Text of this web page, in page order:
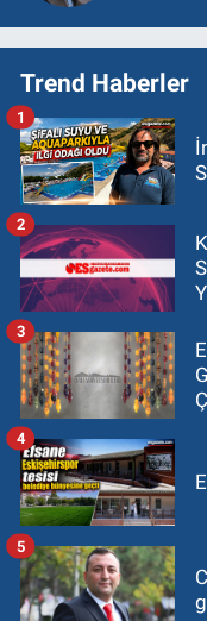
Trend Haberler
1
2
3
4
5